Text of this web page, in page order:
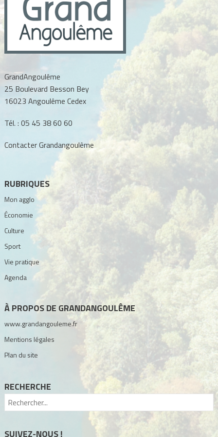
GrandAngoulême
25 Boulevard Besson Bey
16023 Angoulême Cedex
Tél. : 05 45 38 60 60
Contacter Grandangoulême
RUBRIQUES
Mon agglo
Économie
Culture
Sport
Vie pratique
Agenda
À PROPOS DE GRANDANGOULÊME
www.grandangouleme.fr
Mentions légales
Plan du site
RECHERCHE
SUIVEZ-NOUS !